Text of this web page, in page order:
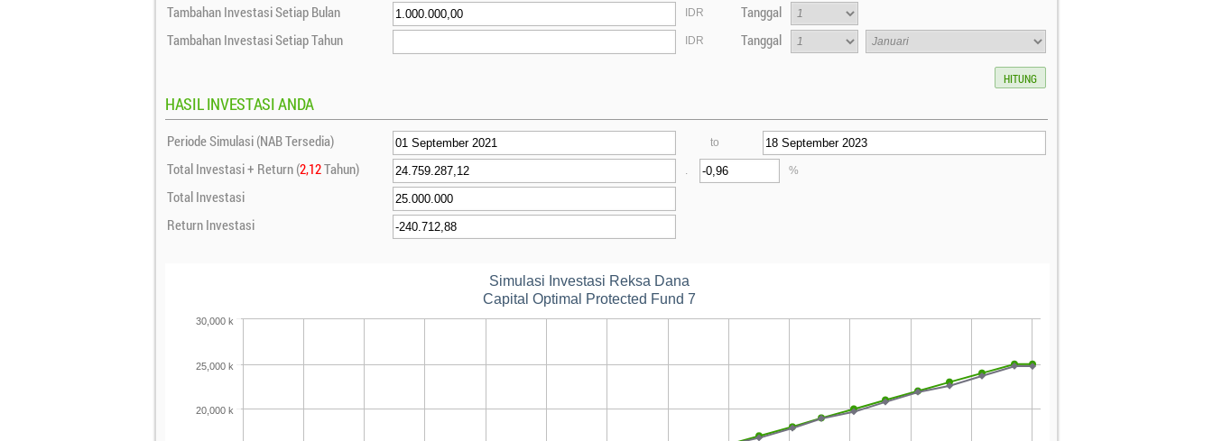
Tambahan Investasi Setiap Bulan IDR
Tanggal
Tambahan Investasi Setiap Tahun
IDR Tanggal
HASIL INVESTASI ANDA
Periode Simulasi (NAB Tersedia) to
Total Investasi + Return (2,12Tahun) %
Total Investasi
Return Investasi
Simulasi Investasi Reksa Dana
Capital Optimal Protected Fund 7
20,000 k
25,000 k
30,000 k